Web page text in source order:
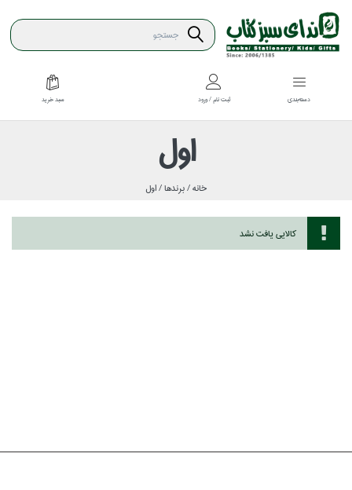
دسته‌بندي ثبت نام / ورود سبد خريد
اول
خانه /برندها /اول
كالايي يافت نشد